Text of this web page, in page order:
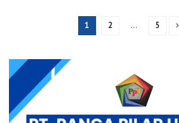
1 2 … 5